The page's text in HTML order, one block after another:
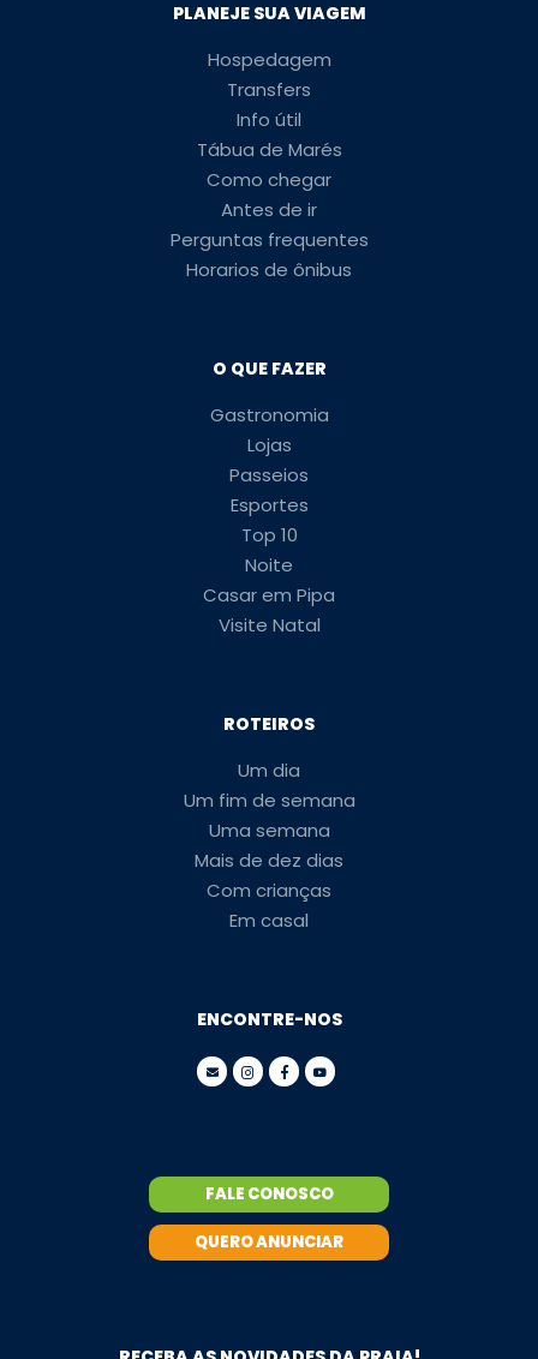
PLANEJE SUA VIAGEM
Hospedagem
Transfers
Info útil
Tábua de Marés
Como chegar
Antes de ir
Perguntas frequentes
Horarios de ônibus
O QUE FAZER
Gastronomia
Lojas
Passeios
Esportes
Top 10
Noite
Casar em Pipa
Visite Natal
ROTEIROS
Um dia
Um fim de semana
Uma semana
Mais de dez dias
Com crianças
Em casal
ENCONTRE-NOS
FALE CONOSCO
QUERO ANUNCIAR